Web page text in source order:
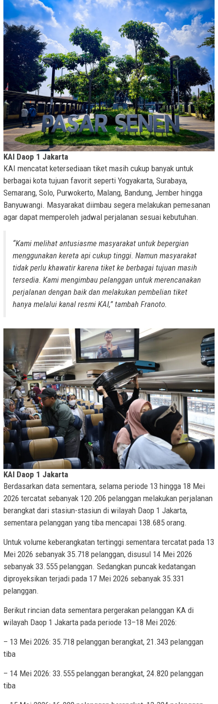
KAI Daop 1 Jakarta
KAI mencatat ketersediaan tiket masih cukup banyak untuk
berbagai kota tujuan favorit seperti Yogyakarta, Surabaya,
Semarang, Solo, Purwokerto, Malang, Bandung, Jember hingga
Banyuwangi. Masyarakat diimbau segera melakukan pemesanan
agar dapat memperoleh jadwal perjalanan sesuai kebutuhan.
“Kami melihat antusiasme masyarakat untuk bepergian
menggunakan kereta api cukup tinggi. Namun masyarakat
tidak perlu khawatir karena tiket ke berbagai tujuan masih
tersedia. Kami mengimbau pelanggan untuk merencanakan
perjalanan dengan baik dan melakukan pembelian tiket
hanya melalui kanal resmi KAI,” tambah Franoto.
KAI Daop 1 Jakarta
Berdasarkan data sementara, selama periode 13 hingga 18 Mei
2026 tercatat sebanyak 120.206 pelanggan melakukan perjalanan
berangkat dari stasiun-stasiun di wilayah Daop 1 Jakarta,
sementara pelanggan yang tiba mencapai 138.685 orang.
Untuk volume keberangkatan tertinggi sementara tercatat pada 13
Mei 2026 sebanyak 35.718 pelanggan, disusul 14 Mei 2026
sebanyak 33.555 pelanggan. Sedangkan puncak kedatangan
diproyeksikan terjadi pada 17 Mei 2026 sebanyak 35.331
pelanggan.
Berikut rincian data sementara pergerakan pelanggan KA di
wilayah Daop 1 Jakarta pada periode 13–18 Mei 2026:
– 13 Mei 2026: 35.718 pelanggan berangkat, 21.343 pelanggan
tiba
– 14 Mei 2026: 33.555 pelanggan berangkat, 24.820 pelanggan
tiba